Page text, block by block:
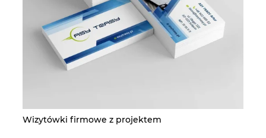
Wizytówki firmowe z projektem